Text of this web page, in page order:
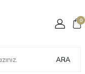
ARA
0